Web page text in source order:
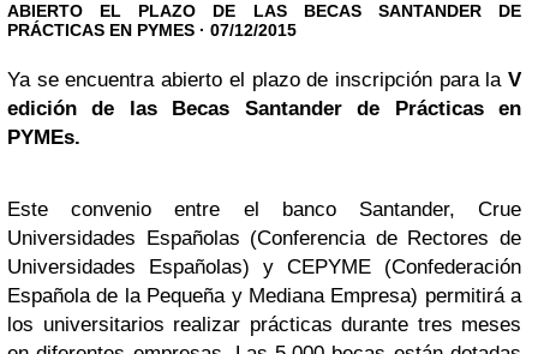
ABIERTO EL PLAZO DE LAS BECAS SANTANDER DE
PRÁCTICAS EN PYMES · 07/12/2015
Ya se encuentra abierto el plazo de inscripción para laV
edición de las Becas Santander de Prácticas en
PYMEs.
Este convenio entre el banco Santander, Crue
Universidades Españolas (Conferencia de Rectores de
Universidades Españolas) y CEPYME (Confederación
Española de la Pequeña y Mediana Empresa) permitirá a
los universitarios realizar prácticas durante tres meses